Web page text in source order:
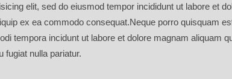
elit, sed do eiusmod tempor incididunt ut labore et
ex ea commodo consequat.Neque porro quisquam
tempora incidunt ut labore et dolore magnam aliquam
fugiat nulla pariatur.